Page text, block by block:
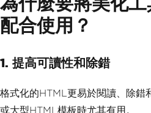
配合使用？
1. 提高可讀性和除錯
格式化的HTML更易於閱讀、除錯
或大型HTML模板時尤其有用。